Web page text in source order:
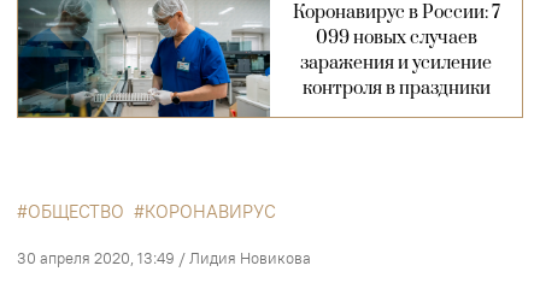
Коронавирус в России: 7
099 новых случаев
заражения и усиление
контроля в праздники
ОБЩЕСТВО КОРОНАВИРУС
30 апреля 2020, 13:49 / Лидия Новикова